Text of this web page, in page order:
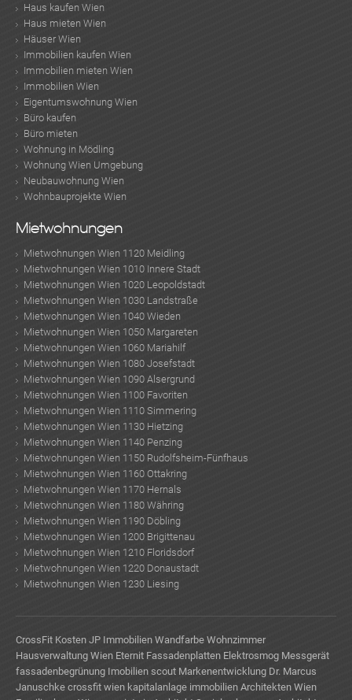
Haus kaufen Wien
Haus mieten Wien
Häuser Wien
Immobilien kaufen Wien
Immobilien mieten Wien
Immobilien Wien
Eigentumswohnung Wien
Büro kaufen
Büro mieten
Wohnung in Mödling
Wohnung Wien Umgebung
Neubauwohnung Wien
Wohnbauprojekte Wien
Mietwohnungen
Mietwohnungen Wien 1120 Meidling
Mietwohnungen Wien 1010 Innere Stadt
Mietwohnungen Wien 1020 Leopoldstadt
Mietwohnungen Wien 1030 Landstraße
Mietwohnungen Wien 1040 Wieden
Mietwohnungen Wien 1050 Margareten
Mietwohnungen Wien 1060 Mariahilf
Mietwohnungen Wien 1080 Josefstadt
Mietwohnungen Wien 1090 Alsergrund
Mietwohnungen Wien 1100 Favoriten
Mietwohnungen Wien 1110 Simmering
Mietwohnungen Wien 1130 Hietzing
Mietwohnungen Wien 1140 Penzing
Mietwohnungen Wien 1150 Rudolfsheim-Fünfhaus
Mietwohnungen Wien 1160 Ottakring
Mietwohnungen Wien 1170 Hernals
Mietwohnungen Wien 1180 Währing
Mietwohnungen Wien 1190 Döbling
Mietwohnungen Wien 1200 Brigittenau
Mietwohnungen Wien 1210 Floridsdorf
Mietwohnungen Wien 1220 Donaustadt
Mietwohnungen Wien 1230 Liesing
CrossFit Kosten JP Immobilien Wandfarbe Wohnzimmer
Hausverwaltung Wien Eternit Fassadenplatten Elektrosmog Messgerät
fassadenbegrünung Imobilien scout Markenentwicklung Dr. Marcus
Januschke crossfit wien kapitalanlage immobilien Architekten Wien